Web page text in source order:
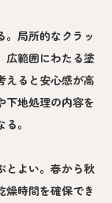
。局所的なクラッ
広範囲にわたる塗
えると安心感が高
下地処理の内容を
。
とよい。春から秋
燥時間を確保でき